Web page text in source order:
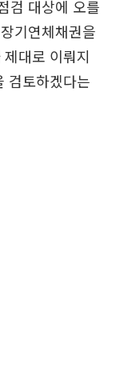
검 대상에 오를
기연체채권을
대로 이뤄지
검토하겠다는